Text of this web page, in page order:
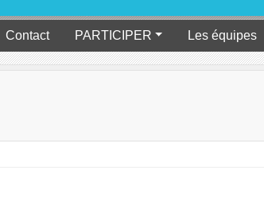
Contact PARTICIPER Les équipes